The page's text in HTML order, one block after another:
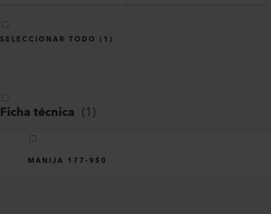
SELECCIONAR TODO ( 1 )
Ficha técnica (1)
MANIJA 177-950